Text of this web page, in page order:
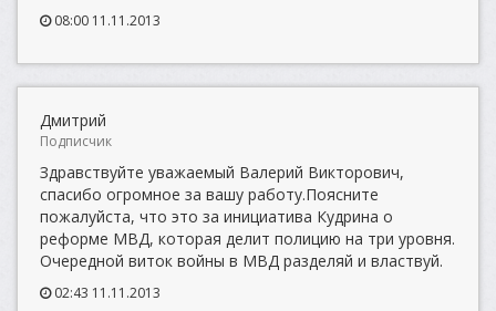
08:00 11.11.2013
Дмитрий
Подписчик
Здравствуйте уважаемый Валерий Викторович,
спасибо огромное за вашу работу.Поясните
пожалуйста, что это за инициатива Кудрина о
реформе МВД, которая делит полицию на три уровня.
Очередной виток войны в МВД разделяй и властвуй.
02:43 11.11.2013